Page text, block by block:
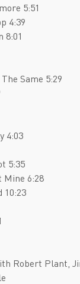
5:51
4:39
8:01
Same 5:29
4:03
5:35
Mine 6:28
10:23
Robert Plant,